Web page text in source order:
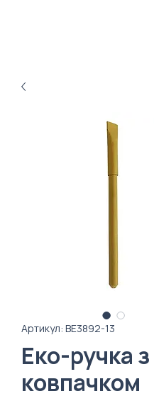
Артикул: ВЕ3892-13
Еко-ручка з
ковпачком